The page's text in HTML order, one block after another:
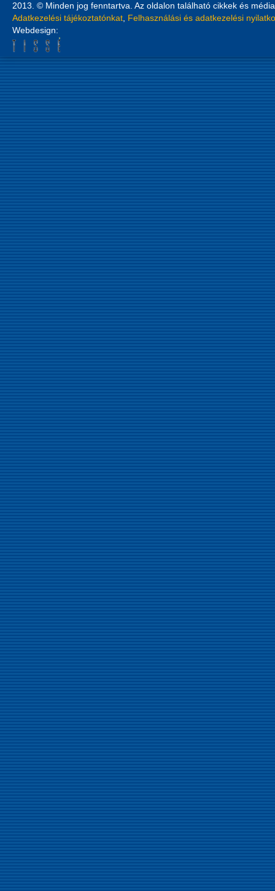
2013. © Minden jog fenntartva. Az oldalon található cikkek és
Adatkezelési tájékoztatónkat Felhasználási és adatkezelési
Webdesign: